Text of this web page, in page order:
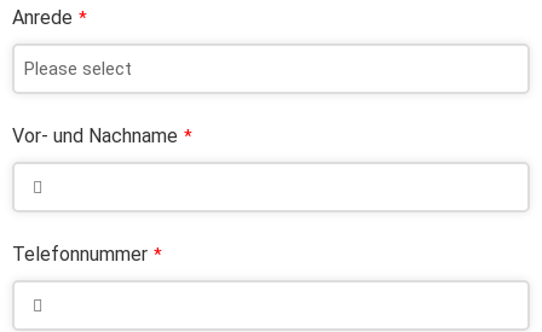
Anrede *
Vor- und Nachname *
Telefonnummer *